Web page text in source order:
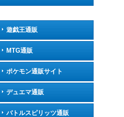
遊戯王通販
MTG通販
ポケモン通販サイト
デュエマ通販
バトルスピリッツ通販